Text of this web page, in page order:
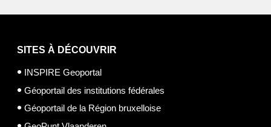
SITES À DÉCOUVRIR
INSPIRE Geoportal
Géoportail des institutions fédérales
Géoportail de la Région bruxelloise